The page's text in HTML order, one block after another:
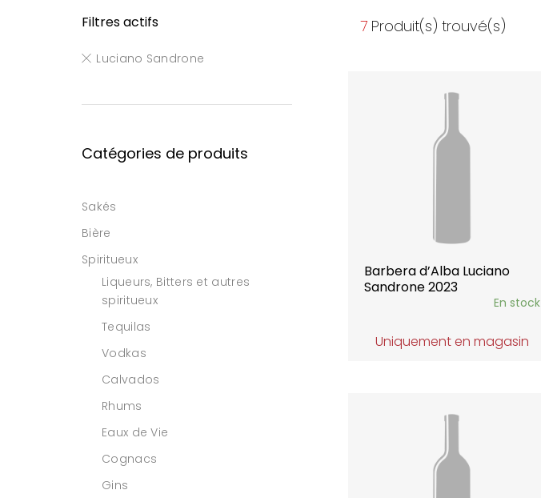
7 Produit(s) trouvé(s)
Barbera d’Alba Luciano
Sandrone 2023
En stock
Uniquement en magasin
Filtres actifs
Luciano Sandrone
Catégories de produits
Sakés
Bière
Spiritueux
Liqueurs, Bitters et autres
spiritueux
Tequilas
Vodkas
Calvados
Rhums
Eaux de Vie
Cognacs
Gins